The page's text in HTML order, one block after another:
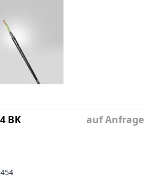
BK
auf Anfrage